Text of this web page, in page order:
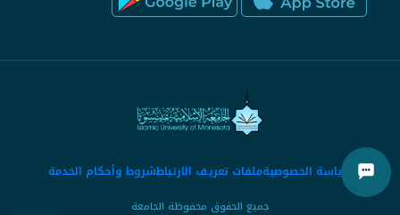
سياسة الخصوصيةملفات تعريف الارتباطشروط وأحكام الخدمة
جميع الحقوق محفوظة الجامعة